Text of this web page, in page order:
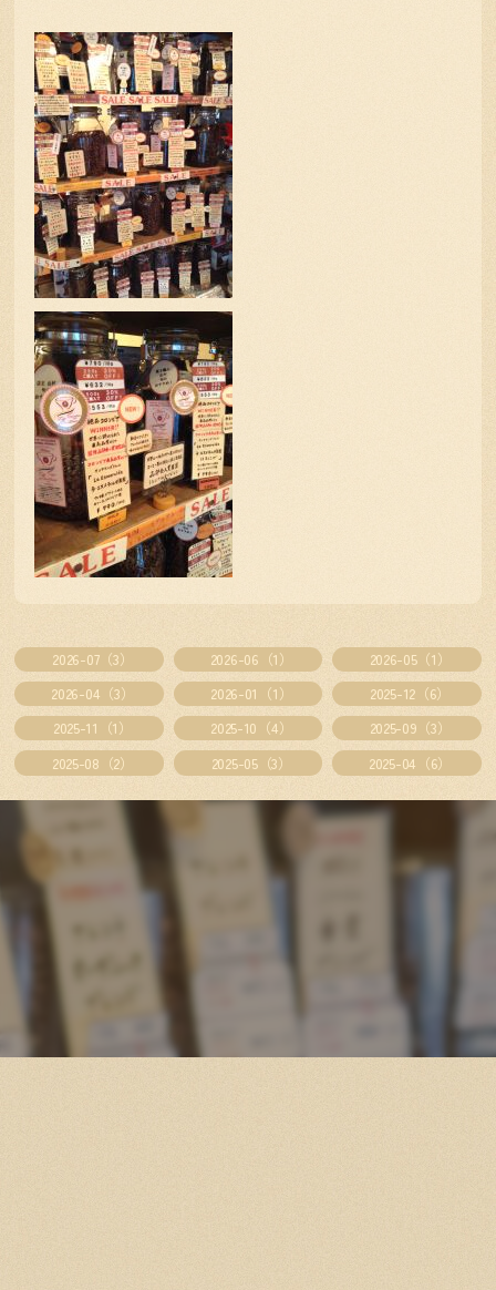
2026-07（3） 2026-06（1）
2026-05（1）
2026-04（3）
2026-01（1）
2025-12（6）
2025-11（1）
2025-10（4）
2025-09（3）
2025-08（2）
2025-05（3） 2025-04（6）